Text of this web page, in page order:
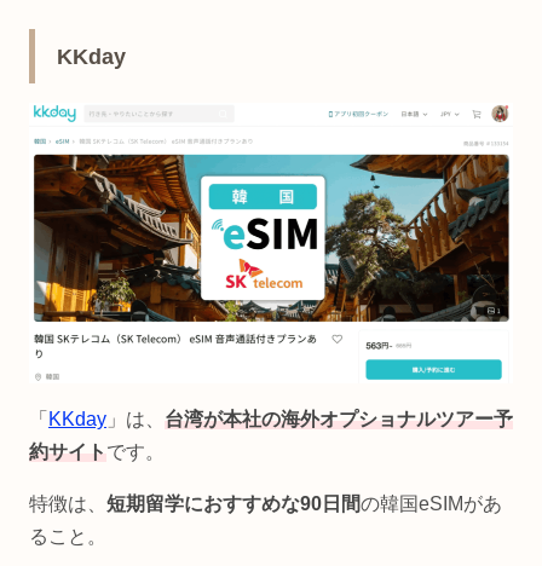
KKday
「 KKday 」は、 台湾が本社の海外オプショナルツアー予
約サイトです。
特徴は、 短期留学におすすめな90日間の韓国eSIMがあ
ること。